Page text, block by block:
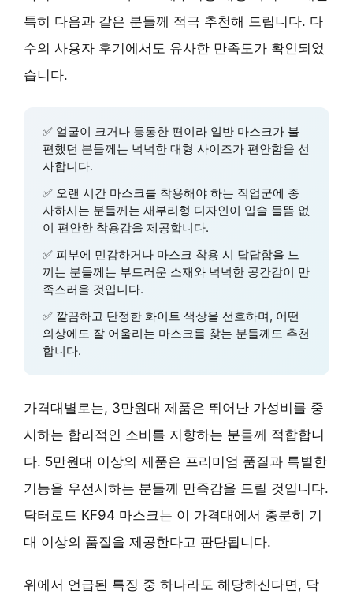
특히 다음과 같은 분들께 적극 추천해 드립니다. 다
수의 사용자 후기에서도 유사한 만족도가 확인되었
습니다.
✅ 얼굴이 크거나 통통한 편이라 일반 마스크가 불
편했던 분들께는 넉넉한 대형 사이즈가 편안함을 선
사합니다.
✅ 오랜 시간 마스크를 착용해야 하는 직업군에 종
사하시는 분들께는 새부리형 디자인이 입술 들뜸 없
이 편안한 착용감을 제공합니다.
✅ 피부에 민감하거나 마스크 착용 시 답답함을 느
끼는 분들께는 부드러운 소재와 넉넉한 공간감이 만
족스러울 것입니다.
✅ 깔끔하고 단정한 화이트 색상을 선호하며, 어떤
의상에도 잘 어울리는 마스크를 찾는 분들께도 추천
합니다.
가격대별로는, 3만원대 제품은 뛰어난 가성비를 중
시하는 합리적인 소비를 지향하는 분들께 적합합니
다. 5만원대 이상의 제품은 프리미엄 품질과 특별한
기능을 우선시하는 분들께 만족감을 드릴 것입니다.
닥터로드 KF94 마스크는 이 가격대에서 충분히 기
대 이상의 품질을 제공한다고 판단됩니다.
위에서 언급된 특징 중 하나라도 해당하신다면, 닥